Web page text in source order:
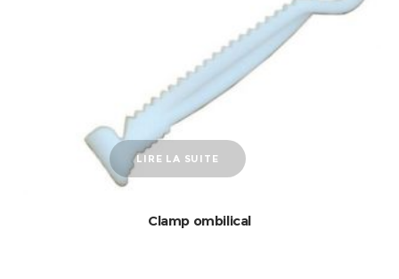
LIRE LA SUITE
Clamp ombilical